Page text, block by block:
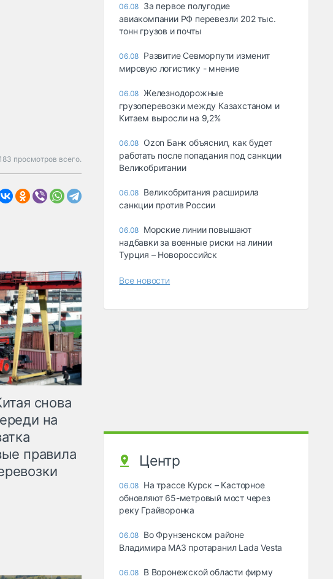
183 просмотров всего.
снова
на
правила
06.08 За первое полугодие
авиакомпании РФ перевезли 202 тыс.
тонн грузов и почты
06.08 Развитие Севморпути изменит
мировую логистику - мнение
06.08 Железнодорожные
грузоперевозки между Казахстаном и
Китаем выросли на 9,2%
06.08 Ozon Банк объяснил, как будет
работать после попадания под санкции
Великобритании
06.08 Великобритания расширила
санкции против России
06.08 Морские линии повышают
надбавки за военные риски на линии
Турция – Новороссийск
Все новости
Центр
06.08 На трассе Курск – Касторное
обновляют 65-метровый мост через
реку Грайворонка
06.08 Во Фрунзенском районе
Владимира МАЗ протаранил Lada Vesta
06.08 В Воронежской области фирму